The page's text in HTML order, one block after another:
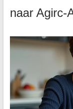
naar Agirc-